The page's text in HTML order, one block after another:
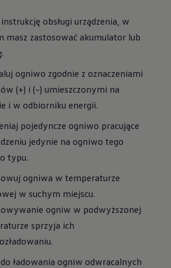
obsługi urządzenia, w
masz zastosować akumulator lub
ogniwo zgodnie z oznaczeniami
(+) i (–) umieszczonymi na
i w odbiorniku energii.
pojedyncze ogniwo pracujące
jedynie na ogniwo tego
typu.
ogniwa w temperaturze
w suchym miejscu.
ogniw w podwyższonej
sprzyja ich
ładowania ogniw odwracalnych